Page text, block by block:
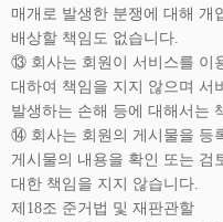
매개로 발생한 분쟁에 대해 개
배상할 책임도 없습니다.
⑬ 회사는 회원이 서비스를 이
대하여 책임을 지지 않으며 서
발생하는 손해 등에 대해서는
⑭ 회사는 회원의 게시물을 등
게시물의 내용을 확인 또는 검
대한 책임을 지지 않습니다.
제18조 준거법 및 재판관할